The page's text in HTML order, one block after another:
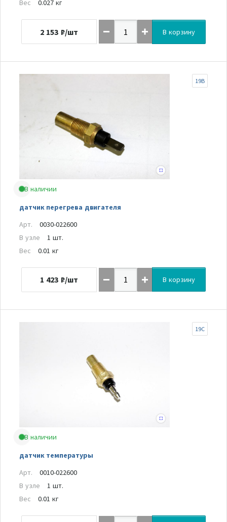
Вес 0.027 кг
2 153 ₽/шт В корзину
В наличии
датчик перегрева двигателя
19B
Арт.
0030-022600
В узле
1 шт.
Вес
0.01 кг
1 423 ₽/шт В корзину
В наличии
датчик температуры
19C
Арт.
0010-022600
В узле
1 шт.
Вес
0.01 кг